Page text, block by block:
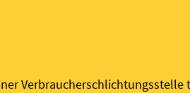
Verbraucherschlichtungsstelle